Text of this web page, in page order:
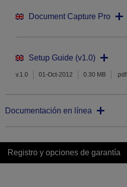
Document Capture Pro
Setup Guide (v1.0)
v.1.0 01-Oct-2012 0.30 MB .pdf
Documentación en línea
Registro y opciones de garantía